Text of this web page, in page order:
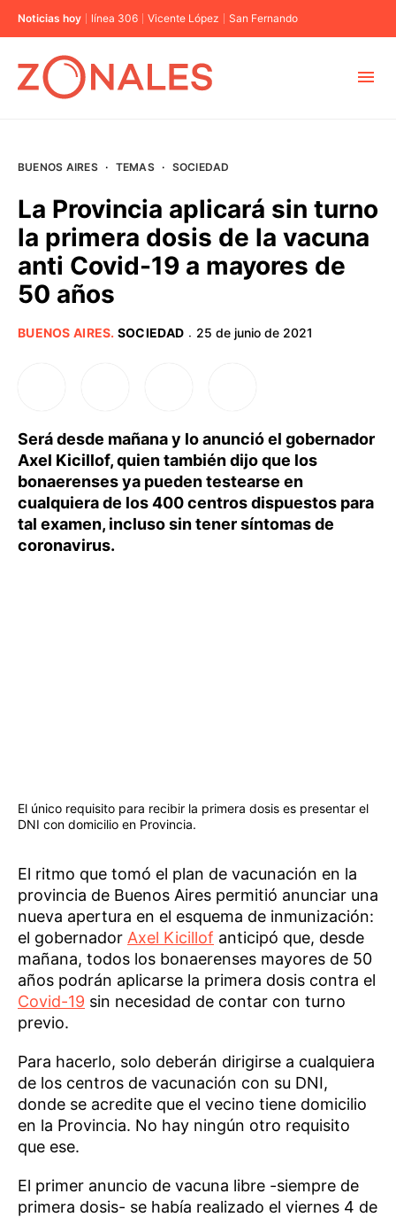
Noticias hoy línea 306 Vicente López San Fernando
BUENOS AIRES
PROVINCIAS
BUENOS AIRES · TEMAS · SOCIEDAD
La Provincia aplicará sin turno
la primera dosis de la vacuna
anti Covid-19 a mayores de
50 años
BUENOS AIRES. SOCIEDAD · 25 de junio de 2021
Será desde mañana y lo anunció el gobernador
Axel Kicillof, quien también dijo que los
bonaerenses ya pueden testearse en
cualquiera de los 400 centros dispuestos para
tal examen, incluso sin tener síntomas de
coronavirus.
El único requisito para recibir la primera dosis es presentar el
DNI con domicilio en Provincia.
El ritmo que tomó el plan de vacunación en la
provincia de Buenos Aires permitió anunciar una
nueva apertura en el esquema de inmunización:
el gobernador Axel Kicillof anticipó que, desde
mañana, todos los bonaerenses mayores de 50
años podrán aplicarse la primera dosis contra el
Covid-19 sin necesidad de contar con turno
previo.
Para hacerlo, solo deberán dirigirse a cualquiera
de los centros de vacunación con su DNI,
donde se acredite que el vecino tiene domicilio
en la Provincia. No hay ningún otro requisito
que ese.
El primer anuncio de vacuna libre -siempre de
primera dosis- se había realizado el viernes 4 de